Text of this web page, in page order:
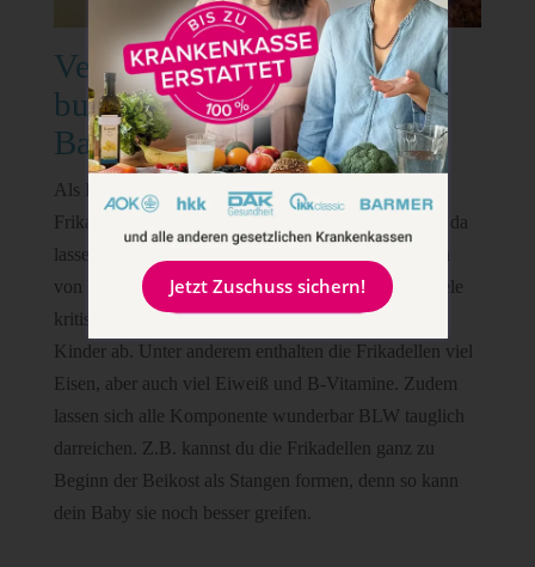
Vegane Frikadellen mit
buntem Gemüse und
Backkartoffeln
Als Rezept möchte euch gerne meine veganen
Frikadellen mit buntem Gemüse und Backkartoffeln da
lassen. Das Gericht wird sowohl von Babys als auch
von Erwachsenen sehr gerne gegessen und deckt viele
kritische Nährstoffe der pflanzlichen Ernährung für
Kinder ab. Unter anderem enthalten die Frikadellen viel
Eisen, aber auch viel Eiweiß und B-Vitamine. Zudem
lassen sich alle Komponente wunderbar BLW tauglich
darreichen. Z.B. kannst du die Frikadellen ganz zu
Beginn der Beikost als Stangen formen, denn so kann
dein Baby sie noch besser greifen.
Jetzt Zuschuss sichern!